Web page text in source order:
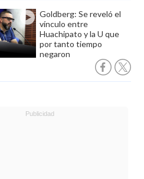
Goldberg: Se reveló el
vínculo entre
Huachipato y la U que
por tanto tiempo
negaron